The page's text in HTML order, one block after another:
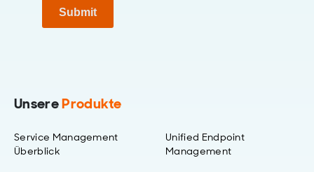
Submit
UnsereProdukte
Service Management
Überblick
Unified Endpoint
Management